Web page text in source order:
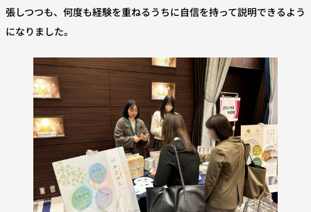
張しつつも、何度も経験を重ねるうちに自信を持って説明できるよう
になりました。